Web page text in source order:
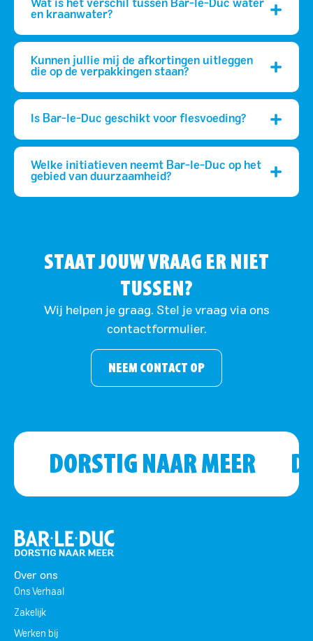
Wat is het verschil tussen Bar-le-Duc water
en kraanwater?
Kunnen jullie mij de afkortingen uitleggen
die op de verpakkingen staan?
Is Bar-le-Duc geschikt voor flesvoeding?
Welke initiatieven neemt Bar-le-Duc op het
gebied van duurzaamheid?
STAAT JOUW VRAAG ER NIET
TUSSEN?
Wij helpen je graag. Stel je vraag via ons
contactformulier.
NEEM CONTACT OP
DORSTIG NAAR MEER
Over ons
Ons Verhaal
Zakelijk
Werken bij